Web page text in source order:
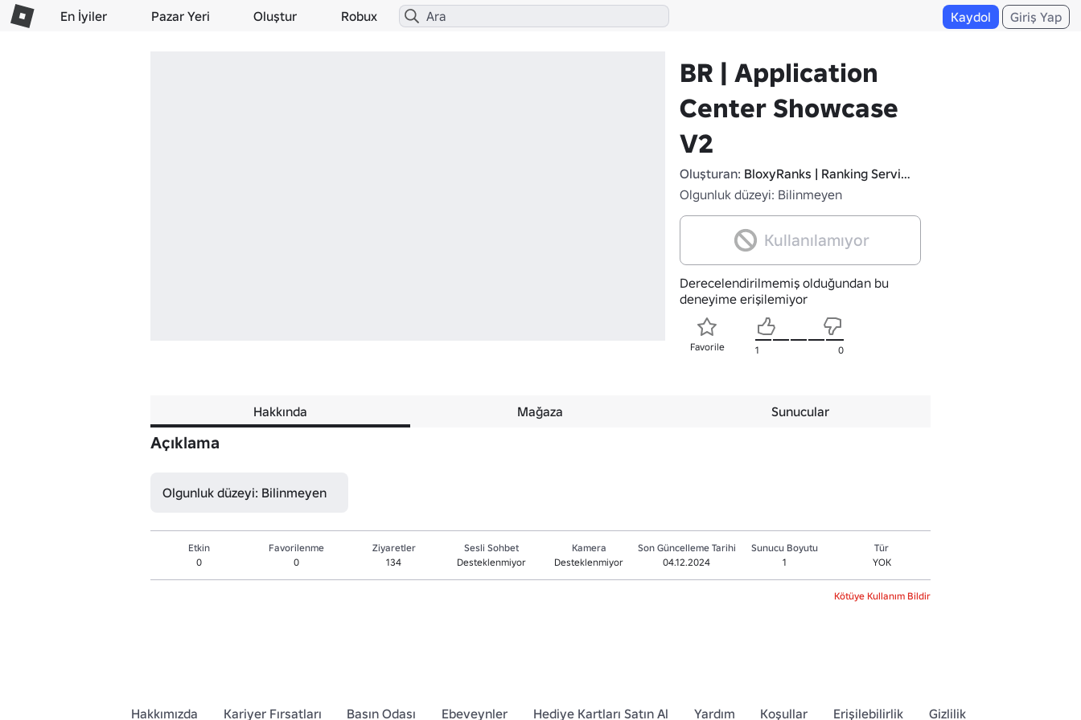
En İyiler Pazar Yeri Oluştur Robux Kaydol Giriş Yap
BR | Application
Center Showcase
V2
Oluşturan:
BloxyRanks | Ranking Services
Olgunluk düzeyi: Bilinmeyen
Kullanılamıyor
Derecelendirilmemiş olduğundan bu
deneyime erişilemiyor
Favorile 1 0
Hakkında Mağaza Sunucular
Açıklama
Olgunluk düzeyi: Bilinmeyen
Etkin
0
Favorilenme
0
Ziyaretler
134
Sesli Sohbet
Desteklenmiyor
Kamera
Desteklenmiyor
Son Güncelleme Tarihi
04.12.2024
Sunucu Boyutu
1
Tür
YOK
Kötüye Kullanım Bildir
Hakkımızda Kariyer Fırsatları Basın Odası Ebeveynler Hediye Kartları Satın Al Yardım Koşullar Erişilebilirlik Gizlilik